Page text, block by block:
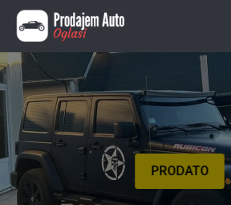
PRODATO